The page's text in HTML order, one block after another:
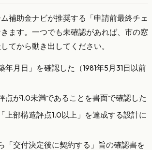
補助金ナビが推奨する「申請前最終チェ
ます。一つでも未確認があれば、市の窓
てから動き出してください。
年月日」を確認した（1981年5月31日以前
点が1.0未満であることを書面で確認した
上部構造評点1.0以上」を達成する設計に
「交付決定後に契約する」旨の確認書を